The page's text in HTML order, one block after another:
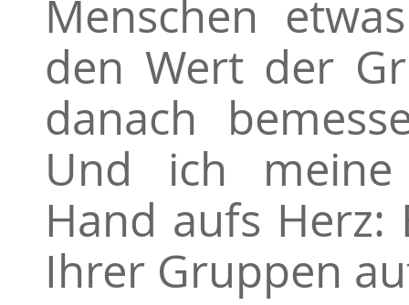
Menschen
den Wert der
danach
Und ich
Hand aufs Herz:
Ihrer Gruppen